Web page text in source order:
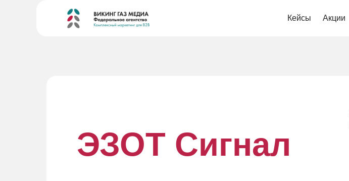
Кейсы Акции
ЭЗОТ Сигнал